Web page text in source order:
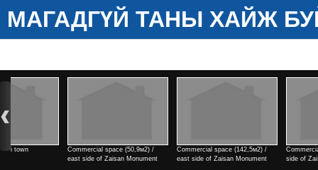
МАГАДГҮЙ ТАНЫ ХАЙЖ
Commercial space (142,5м2) /
east side of Zaisan Monument
Commercial space (182м2) / east
side of Zaisan Monument
2 rooms / north side of Tengis
cinema